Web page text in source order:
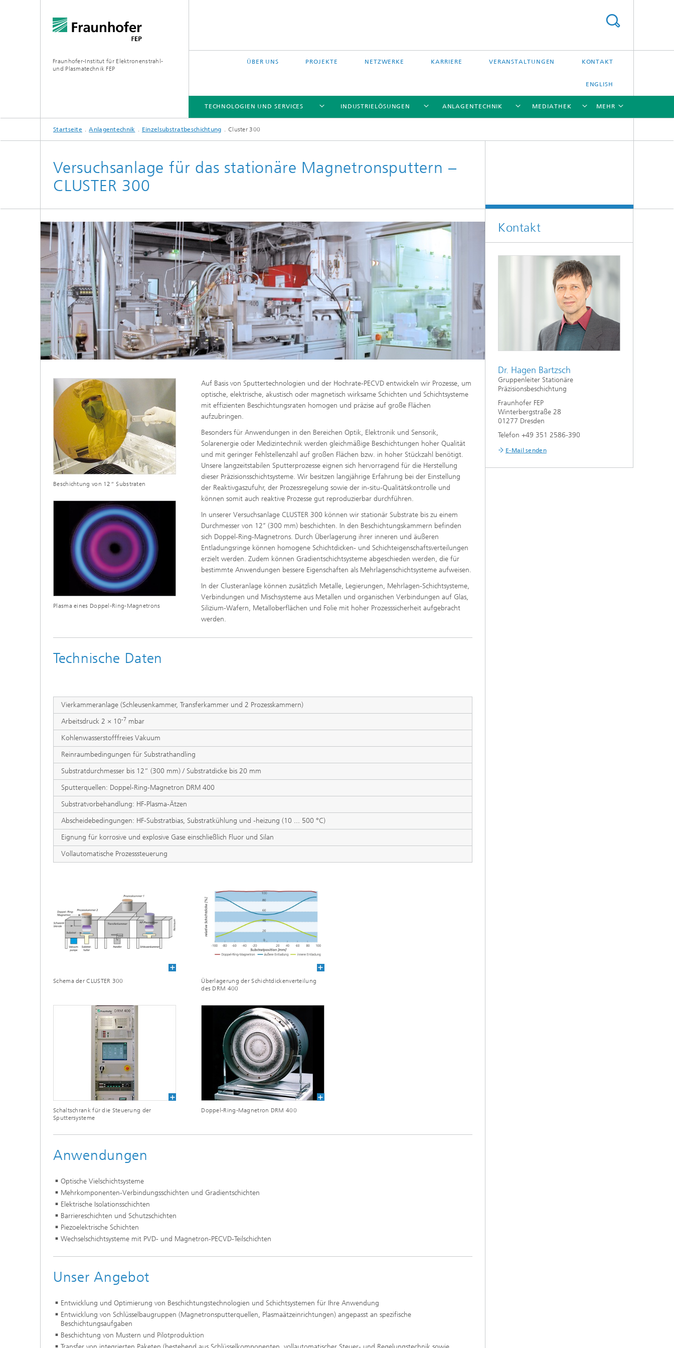
Fraunhofer-Institut für Elektronenstrahl-
und Plasmatechnik FEP
ÜBER UNS PROJEKTE NETZWERKE KARRIERE VERANSTALTUNGEN KONTAKT
ENGLISH
TECHNOLOGIEN UND SERVICES
TECHNOLOGIEN UND SERVICES
INDUSTRIELÖSUNGEN
INDUSTRIELÖSUNGEN
ANLAGENTECHNIK
ANLAGENTECHNIK
MEDIATHEK
MEDIATHEK
MEHR
Startseite Anlagentechnik Einzelsubstratbeschichtung Cluster 300
Versuchsanlage für das stationäre Magnetronsputtern –
CLUSTER 300
Beschichtung von 12“ Substraten
Plasma eines Doppel-Ring-Magnetrons
Auf Basis von Sputtertechnologien und der Hochrate-PECVD entwickeln wir Prozesse, um
optische, elektrische, akustisch oder magnetisch wirksame Schichten und Schichtsysteme
mit effizienten Beschichtungsraten homogen und präzise auf große Flächen
aufzubringen.
Besonders für Anwendungen in den Bereichen Optik, Elektronik und Sensorik,
Solarenergie oder Medizintechnik werden gleichmäßige Beschichtungen hoher Qualität
und mit geringer Fehlstellenzahl auf großen Flächen bzw. in hoher Stückzahl benötigt.
Unsere langzeitstabilen Sputterprozesse eignen sich hervorragend für die Herstellung
dieser Präzisionsschichtsysteme. Wir besitzen langjährige Erfahrung bei der Einstellung
der Reaktivgaszufuhr, der Prozessregelung sowie der in-situ-Qualitätskontrolle und
können somit auch reaktive Prozesse gut reproduzierbar durchführen.
In unserer Versuchsanlage CLUSTER 300 können wir stationär Substrate bis zu einem
Durchmesser von 12‘‘ (300 mm) beschichten. In den Beschichtungskammern befinden
sich Doppel-Ring-Magnetrons. Durch Überlagerung ihrer inneren und äußeren
Entladungsringe können homogene Schichtdicken- und Schichteigenschaftsverteilungen
erzielt werden. Zudem können Gradientschichtsysteme abgeschieden werden, die für
bestimmte Anwendungen bessere Eigenschaften als Mehrlagenschichtsysteme aufweisen.
In der Clusteranlage können zusätzlich Metalle, Legierungen, Mehrlagen-Schichtsysteme,
Verbindungen und Mischsysteme aus Metallen und organischen Verbindungen auf Glas,
Silizium-Wafern, Metalloberflächen und Folie mit hoher Prozesssicherheit aufgebracht
werden.
Technische Daten
Vierkammeranlage (Schleusenkammer, Transferkammer und 2 Prozesskammern)
Arbeitsdruck 2 × 10-7 mbar
Kohlenwasserstofffreies Vakuum
Reinraumbedingungen für Substrathandling
Substratdurchmesser bis 12“ (300 mm) / Substratdicke bis 20 mm
Sputterquellen: Doppel-Ring-Magnetron DRM 400
Substratvorbehandlung: HF-Plasma-Ätzen
Abscheidebedingungen: HF-Substratbias, Substratkühlung und -heizung (10 ... 500 °C)
Eignung für korrosive und explosive Gase einschließlich Fluor und Silan
Vollautomatische Prozesssteuerung
Schema der CLUSTER 300
Überlagerung der Schichtdickenverteilung
des DRM 400
Schaltschrank für die Steuerung der
Sputtersysteme
Doppel-Ring-Magnetron DRM 400
Anwendungen
Optische Vielschichtsysteme
Mehrkomponenten-Verbindungsschichten und Gradientschichten
Elektrische Isolationsschichten
Barriereschichten und Schutzschichten
Piezoelektrische Schichten
Wechselschichtsysteme mit PVD- und Magnetron-PECVD-Teilschichten
Unser Angebot
Entwicklung und Optimierung von Beschichtungstechnologien und Schichtsystemen für Ihre Anwendung
Entwicklung von Schlüsselbaugruppen (Magnetronsputterquellen, Plasmaätzeinrichtungen) angepasst an spezifische
Beschichtungsaufgaben
Beschichtung von Mustern und Pilotproduktion
Kontakt
Dr. Hagen Bartzsch
Gruppenleiter Stationäre
Präzisionsbeschichtung
Fraunhofer FEP
Winterbergstraße 28
01277 Dresden
Telefon +49 351 2586-390
E-Mail senden